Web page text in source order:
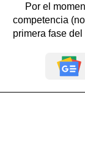
Por el
competencia
primera fase del